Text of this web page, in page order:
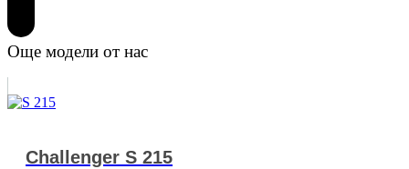
Още модели от нас
Challenger S 215